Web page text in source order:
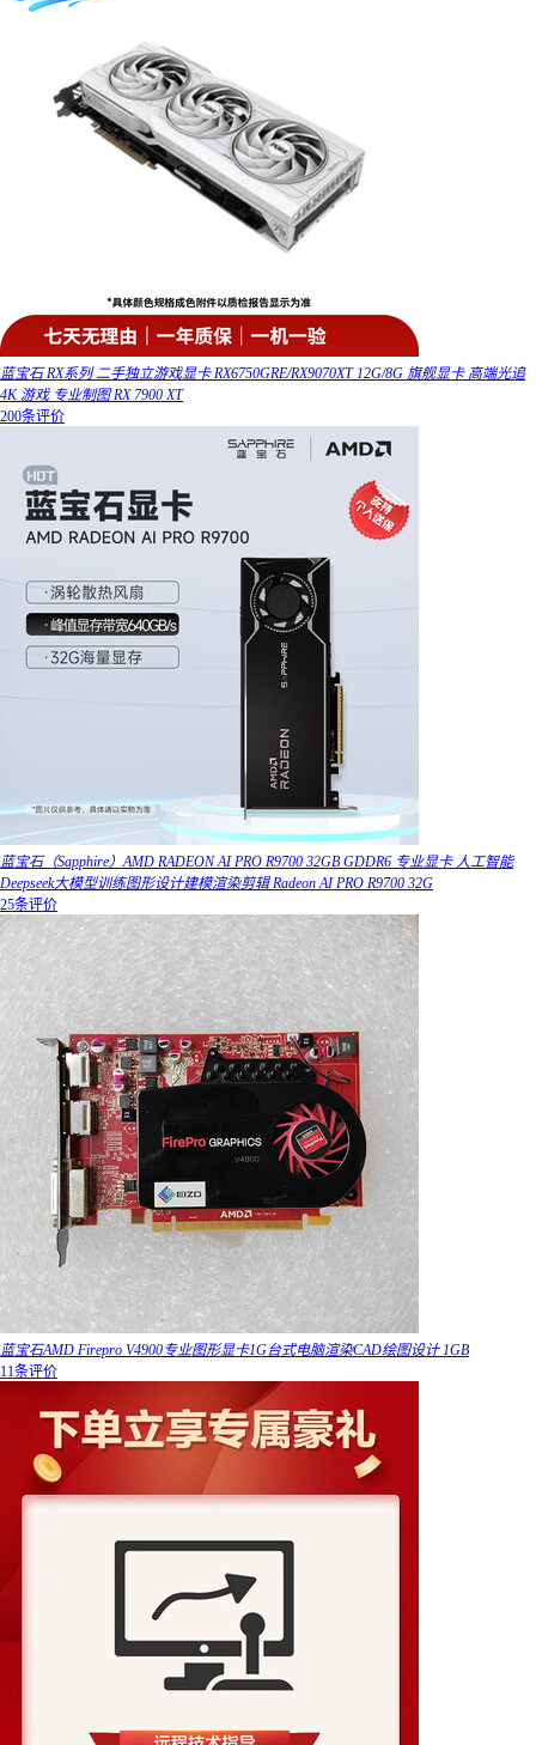
蓝宝石 RX系列 二手独立游戏显卡 RX6750GRE/RX9070XT 12G/8G 旗舰显卡 高端光追
4K 游戏 专业制图 RX 7900 XT
200条评价
蓝宝石（Sapphire）AMD RADEON AI PRO R9700 32GB GDDR6 专业显卡 人工智能
Deepseek大模型训练图形设计建模渲染剪辑 Radeon AI PRO R9700 32G
25条评价
蓝宝石AMD Firepro V4900专业图形显卡1G台式电脑渲染CAD绘图设计 1GB
11条评价